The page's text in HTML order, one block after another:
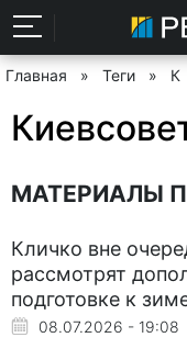
Главная » Теги » К
МАТЕРИАЛЫ
Кличко вне
рассмотрят
подготовке к
08.07.2026 - 19:08